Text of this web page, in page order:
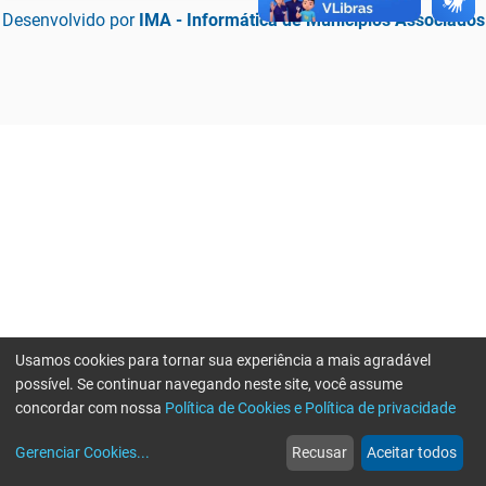
Desenvolvido por IMA - Informática de Municípios Associados
web
Notícias
more_horiz
Mais
Usamos cookies para tornar sua experiência a mais agradável
possível. Se continuar navegando neste site, você assume
concordar com nossa Política de Cookies e Política de privacidade
Gerenciar Cookies... Recusar Aceitar todos
Erro ao enviar informações, por favor tente novamente